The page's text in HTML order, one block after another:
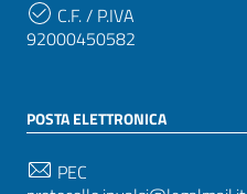
C.F. / P.IVA
92000450582
POSTA ELETTRONICA
PEC